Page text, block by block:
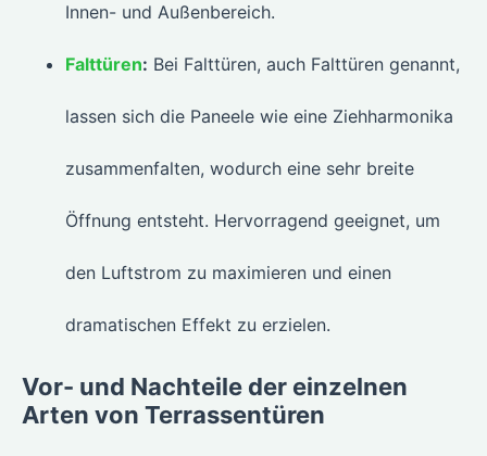
Innen- und Außenbereich.
Falttüren: Bei Falttüren, auch Falttüren genannt,
lassen sich die Paneele wie eine Ziehharmonika
zusammenfalten, wodurch eine sehr breite
Öffnung entsteht. Hervorragend geeignet, um
den Luftstrom zu maximieren und einen
dramatischen Effekt zu erzielen.
Vor- und Nachteile der einzelnen
Arten von Terrassentüren